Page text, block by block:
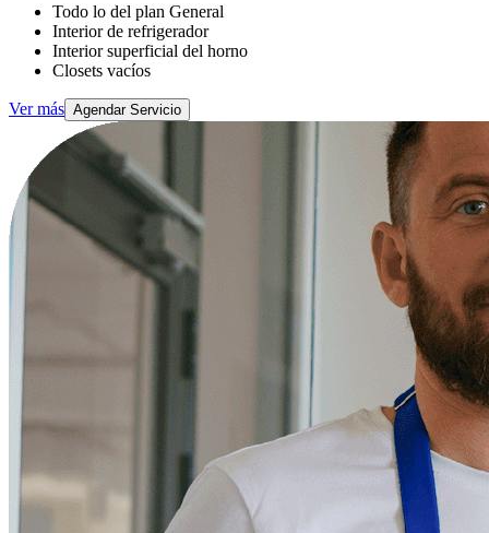
Todo lo del plan General
Interior de refrigerador
Interior superficial del horno
Closets vacíos
Ver más Agendar Servicio